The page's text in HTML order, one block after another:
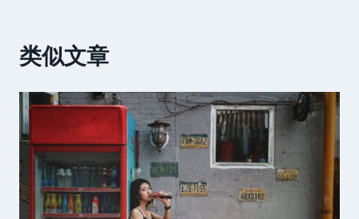
类似文章